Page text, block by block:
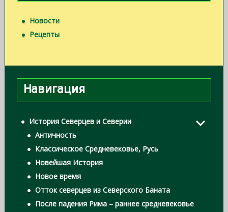
Новости
Рецепты
Навигация
История Северцев и Северии
Античность
Классическое Средневековье, Русь
Новейшая История
Новое время
Отток северцев из Северского Баната
После падения Рима – раннее средневековье